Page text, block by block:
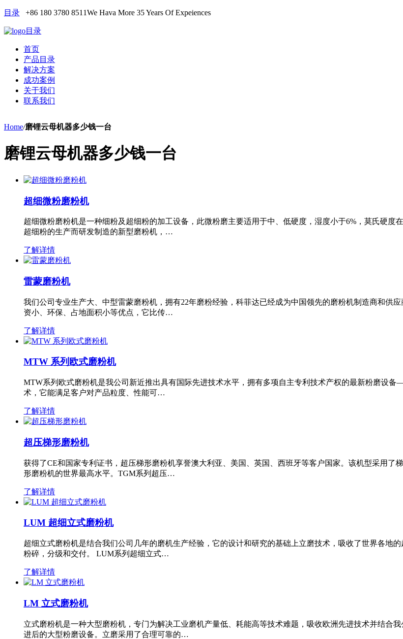
目录 +86 180 3780 8511We Hava More 35 Years Of Expeiences
目录
首页
产品目录
解决方案
成功案例
关于我们
联系我们
Home/磨锂云母机器多少钱一台
磨锂云母机器多少钱一台
超细微粉磨粉机
超细微粉磨粉机是一种细粉及超细粉的加工设备，此微粉磨主要适用于中、低硬度，湿度小于6%，莫氏硬度
超细粉的生产而研发制造的新型磨粉机，…
了解详情
雷蒙磨粉机
我们公司专业生产大、中型雷蒙磨粉机，拥有22年磨粉经验，科菲达已经成为中国领先的磨粉机制造商和供
资小、环保、占地面积小等优点，它比传…
了解详情
MTW 系列欧式磨粉机
MTW系列欧式磨粉机是我公司新近推出具有国际先进技术水平，拥有多项自主专利技术产权的最新粉磨设
术，它能满足客户对产品粒度、性能可…
了解详情
超压梯形磨粉机
获得了CE和国家专利证书，超压梯形磨粉机享誉澳大利亚、美国、英国、西班牙等客户国家。该机型采用
形磨粉机的世界最高水平。TGM系列超压…
了解详情
LUM 超细立式磨粉机
超细立式磨粉机是结合我们公司几年的磨机生产经验，它的设计和研究的基础上立磨技术，吸收了世界各地
粉碎，分级和交付。 LUM系列超细立式…
了解详情
LM 立式磨粉机
立式磨粉机是一种大型磨粉机，专门为解决工业磨机产量低、耗能高等技术难题，吸收欧洲先进技术并结合
进后的大型粉磨设备。立磨采用了合理可靠的…